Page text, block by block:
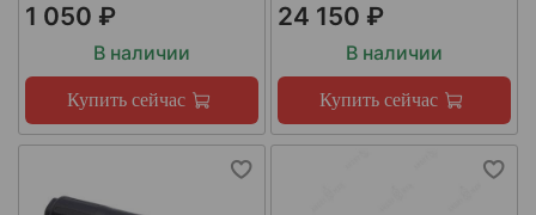
1 050 ₽
В наличии
Купить сейчас
24 150 ₽
В наличии
Купить сейчас